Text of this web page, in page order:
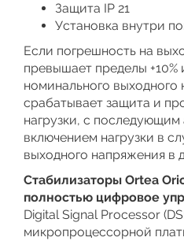
Защита IP 21
Установка внутри
Если погрешность на
превышает пределы +10%
номинального выходного
срабатывает защита и
нагрузки, с
включением нагрузки в
выходного напряжения в
Стабилизаторы Ortea
полностью цифровое
Digital Signal Processor
микропроцессорной